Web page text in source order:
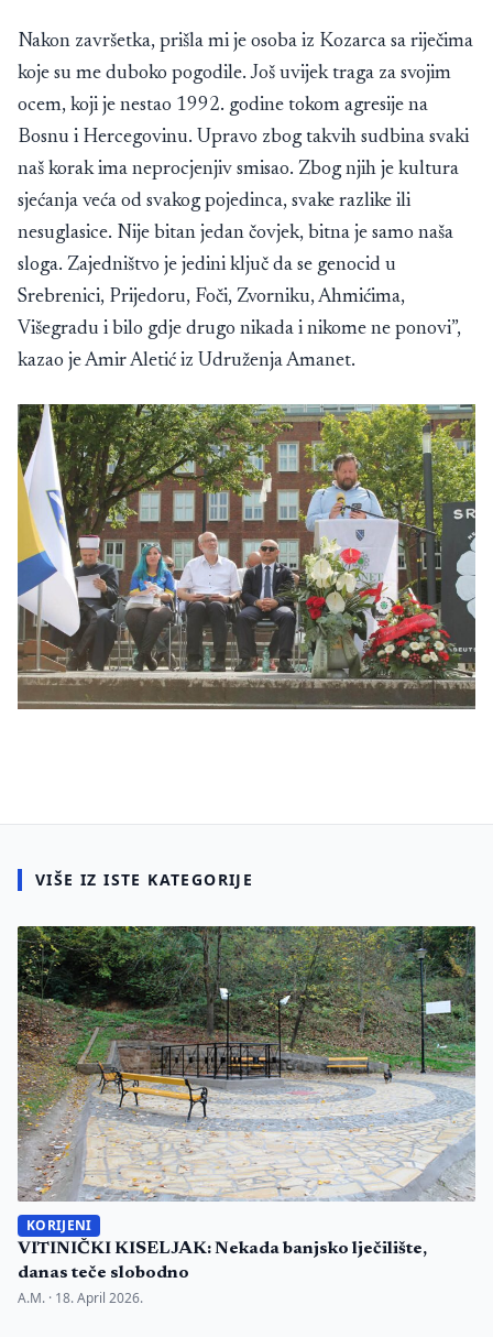
Nakon završetka, prišla mi je osoba iz Kozarca sa riječima
koje su me duboko pogodile. Još uvijek traga za svojim
ocem, koji je nestao 1992. godine tokom agresije na
Bosnu i Hercegovinu. Upravo zbog takvih sudbina svaki
naš korak ima neprocjenjiv smisao. Zbog njih je kultura
sjećanja veća od svakog pojedinca, svake razlike ili
nesuglasice. Nije bitan jedan čovjek, bitna je samo naša
sloga. Zajedništvo je jedini ključ da se genocid u
Srebrenici, Prijedoru, Foči, Zvorniku, Ahmićima,
Višegradu i bilo gdje drugo nikada i nikome ne ponovi”,
kazao je Amir Aletić iz Udruženja Amanet.
VIŠE IZ ISTE KATEGORIJE
KORIJENI
VITINIČKI KISELJAK: Nekada banjsko lječilište,
danas teče slobodno
A.M. · 18. April 2026.